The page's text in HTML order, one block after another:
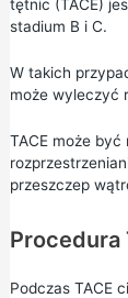
tętnic (TACE)
stadium B i C.
W takich
może wyleczyć
TACE może
przeszczep
Procedura
Podczas TACE